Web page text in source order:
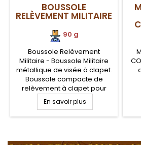
BOUSSOLE
RELÈVEMENT MILITAIRE
90 g
Boussole Relèvement
Militaire - Boussole Militaire
métallique de visée à clapet.
Boussole compacte de
relèvement à clapet pour
une orientation rapide et
précise avec sa ligne de
visée. Robustesse et
En savoir plus